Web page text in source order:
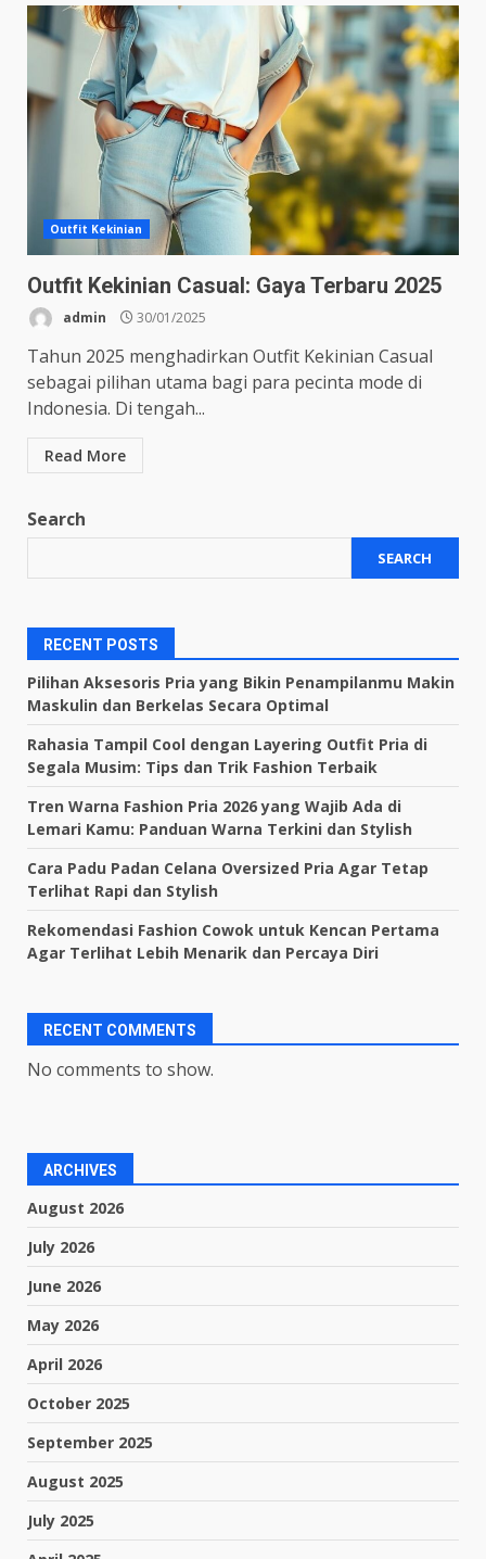
Outfit Kekinian
Outfit Kekinian Casual: Gaya Terbaru 2025
admin 30/01/2025
Tahun 2025 menghadirkan Outfit Kekinian Casual
sebagai pilihan utama bagi para pecinta mode di
Indonesia. Di tengah...
Read More
Search
SEARCH
RECENT POSTS
Pilihan Aksesoris Pria yang Bikin Penampilanmu Makin
Maskulin dan Berkelas Secara Optimal
Rahasia Tampil Cool dengan Layering Outfit Pria di
Segala Musim: Tips dan Trik Fashion Terbaik
Tren Warna Fashion Pria 2026 yang Wajib Ada di
Lemari Kamu: Panduan Warna Terkini dan Stylish
Cara Padu Padan Celana Oversized Pria Agar Tetap
Terlihat Rapi dan Stylish
Rekomendasi Fashion Cowok untuk Kencan Pertama
Agar Terlihat Lebih Menarik dan Percaya Diri
RECENT COMMENTS
No comments to show.
ARCHIVES
August 2026
July 2026
June 2026
May 2026
April 2026
October 2025
September 2025
August 2025
July 2025